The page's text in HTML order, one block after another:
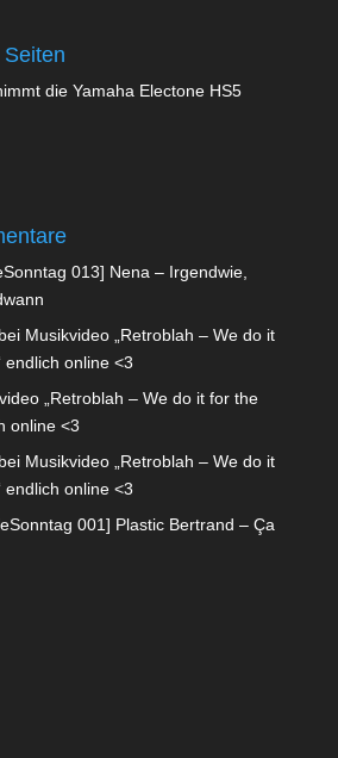
die Yamaha Electone HS5
013] Nena – Irgendwie,
bei Musikvideo „Retroblah – We do it
endlich online <3
„Retroblah – We do it for the
online <3
bei Musikvideo „Retroblah – We do it
endlich online <3
001] Plastic Bertrand – Ça